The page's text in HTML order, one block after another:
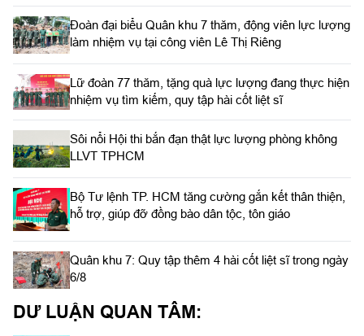
Đoàn đại biểu Quân khu 7 thăm, động viên lực lượng
làm nhiệm vụ tại công viên Lê Thị Riêng
Lữ đoàn 77 thăm, tặng quà lực lượng đang thực hiện
nhiệm vụ tìm kiếm, quy tập hài cốt liệt sĩ
Sôi nổi Hội thi bắn đạn thật lực lượng phòng không
LLVT TPHCM
Bộ Tư lệnh TP. HCM tăng cường gắn kết thân thiện,
hỗ trợ, giúp đỡ đồng bào dân tộc, tôn giáo
Quân khu 7: Quy tập thêm 4 hài cốt liệt sĩ trong ngày
6/8
DƯ LUẬN QUAN TÂM: